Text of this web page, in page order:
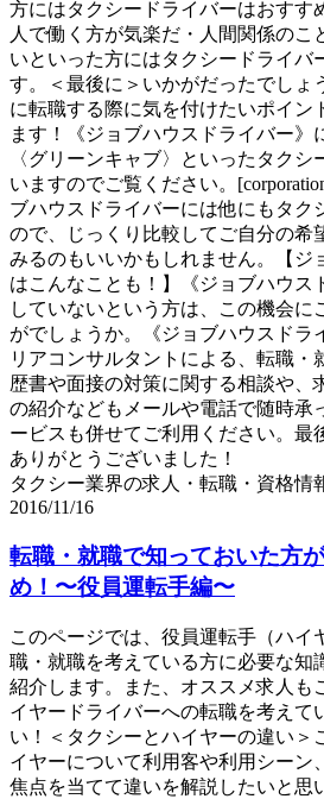
方にはタクシードライバーはおすす
人で働く方が気楽だ・人間関係のこ
いといった方にはタクシードライバ
す。＜最後に＞いかがだったでしょ
に転職する際に気を付けたいポイン
ます！《ジョブハウスドライバー》
〈グリーンキャブ〉といったタクシ
いますのでご覧ください。
ブハウスドライバーには他にもタク
ので、じっくり比較してご自分の希
みるのもいいかもしれません。【ジ
はこんなことも！】《ジョブハウス
していないという方は、この機会に
がでしょうか。《ジョブハウスドラ
リアコンサルタントによる、転職・
歴書や面接の対策に関する相談や、
の紹介などもメールや電話で随時承
ービスも併せてご利用ください。最
ありがとうございました！
タクシー業界の求人・転職・資格情
2016/11/16
転職・就職で知っておいた方
め！〜役員運転手編〜
このページでは、役員運転手（ハイ
職・就職を考えている方に必要な知
紹介します。また、オススメ求人も
イヤードライバーへの転職を考えて
い！＜タクシーとハイヤーの違い＞
イヤーについて利用客や利用シーン
焦点を当てて違いを解説したいと思